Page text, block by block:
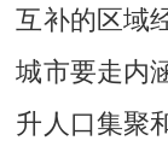
互补的区域
城市要走内
升人口集聚